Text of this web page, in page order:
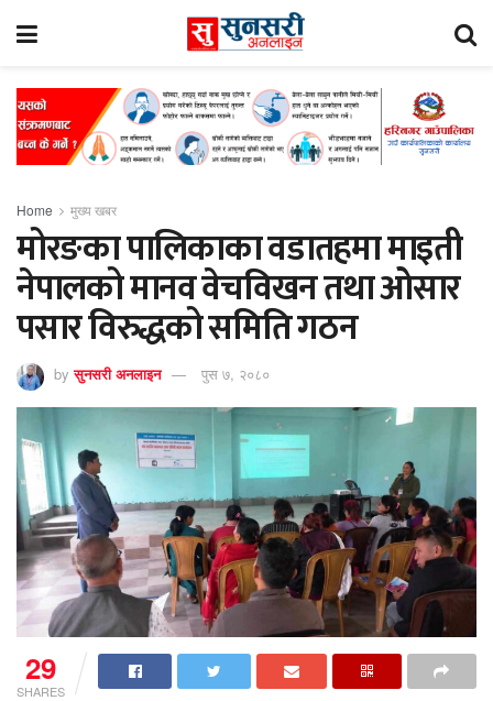
Home मुख्य खबर
मोरङका पालिकाका वडातहमा माइती
नेपालको मानव वेचविखन तथा ओसार
पसार विरुद्धको समिति गठन
by सुनसरी अनलाइन पुस ७, २०८०
29
SHARES